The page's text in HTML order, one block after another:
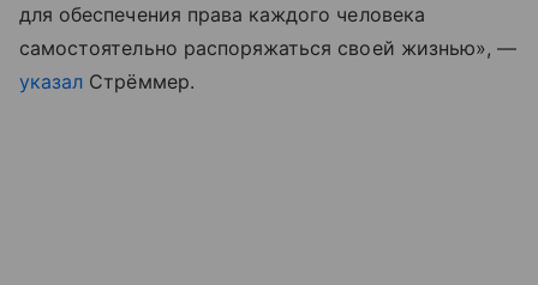
для обеспечения права каждого человека
самостоятельно распоряжаться своей жизнью», —
указал Стрёммер.